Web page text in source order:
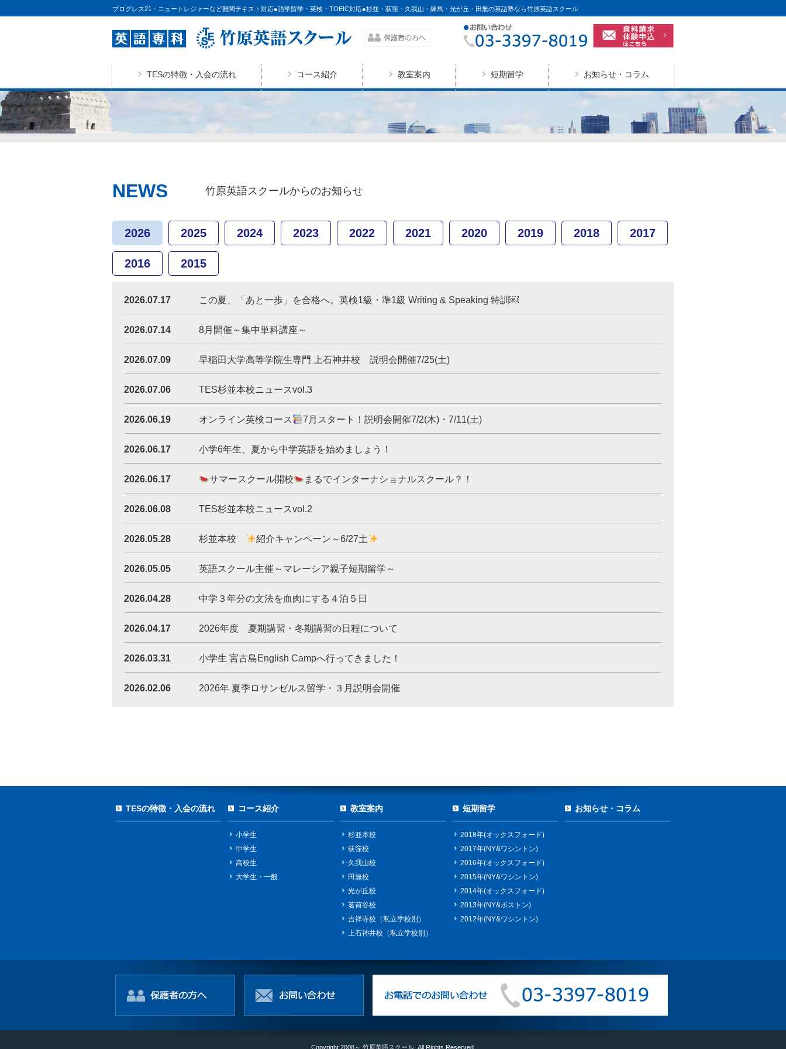
プログレス21・ニュートレジャーなど難関テキスト対応●語学留学・英検・TOEIC対応●杉並・荻窪・久我山・練馬・光が丘・田無の英語塾なら竹原英語スクール
TESの特徴・入会の流れ コース紹介 教室案内 短期留学 お知らせ・コラム
NEWS 竹原英語スクールからのお知らせ
2026 2025 2024 2023 2022 2021 2020 2019 2018 2017
2016 2015
2026.07.17 この夏、「あと一歩」を合格へ。英検1級・準1級 Writing & Speaking 特訓￼
2026.07.14 8月開催～集中単科講座～
2026.07.09 早稲田大学高等学院生専門 上石神井校 説明会開催7/25(土)
2026.07.06 TES杉並本校ニュースvol.3
2026.06.19 オンライン英検コース 7月スタート！説明会開催7/2(木)・7/11(土)
2026.06.17 小学6年生、夏から中学英語を始めましょう！
2026.06.17 サマースクール開校 まるでインターナショナルスクール？！
2026.06.08 TES杉並本校ニュースvol.2
2026.05.28 杉並本校 紹介キャンペーン～6/27土
2026.05.05 英語スクール主催～マレーシア親子短期留学～
2026.04.28 中学３年分の文法を血肉にする４泊５日
2026.04.17 2026年度 夏期講習・冬期講習の日程について
2026.03.31 小学生 宮古島English Campへ行ってきました！
2026.02.06 2026年 夏季ロサンゼルス留学・３月説明会開催
TESの特徴・入会の流れ コース紹介
小学生
中学生
高校生
大学生・一般
教室案内
杉並本校
荻窪校
久我山校
田無校
光が丘校
茗荷谷校
吉祥寺校（私立学校別）
上石神井校（私立学校別）
短期留学
2018年(オックスフォード)
2017年(NY&ワシントン)
2016年(オックスフォード)
2015年(NY&ワシントン)
2014年(オックスフォード)
2013年(NY&ボストン)
2012年(NY&ワシントン)
お知らせ・コラム
Copyright 2008～ 竹原英語スクール. All Rights Reserved.